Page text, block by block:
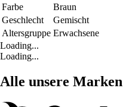
Farbe
Braun
Geschlecht
Gemischt
Altersgruppe Erwachsene
Loading...
Loading...
Alle unsere Marken